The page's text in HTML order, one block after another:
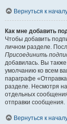
Вернуться к
Как мне добавить
Чтобы добавить
личном разделе.
Присоединить
добавилась. Вы
умолчанию ко всем
параграфе
разделе. Несмотря
отдельных
отправки сообщения.
Вернуться к